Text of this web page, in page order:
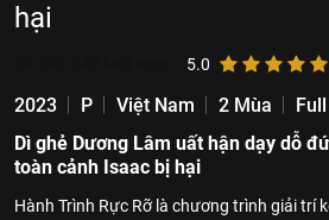
hại
5.0
2023 P Việt Nam 2 Mùa
Dì ghẻ Dương Lâm uất hận dạy dỗ
toàn cảnh Isaac bị hại
Hành Trình Rực Rỡ là chương trình giải trí